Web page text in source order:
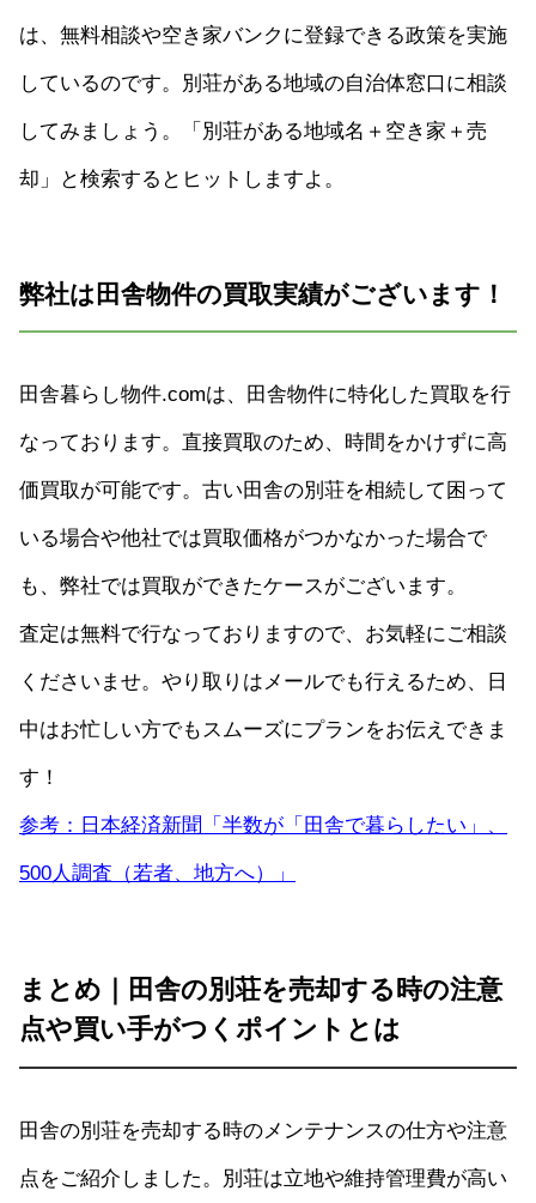
は、無料相談や空き家バンクに登録できる政策を実施
しているのです。別荘がある地域の自治体窓口に相談
してみましょう。「別荘がある地域名＋空き家＋売
却」と検索するとヒットしますよ。
弊社は田舎物件の買取実績がございます！
田舎暮らし物件.comは、田舎物件に特化した買取を行
なっております。直接買取のため、時間をかけずに高
価買取が可能です。古い田舎の別荘を相続して困って
いる場合や他社では買取価格がつかなかった場合で
も、弊社では買取ができたケースがございます。
査定は無料で行なっておりますので、お気軽にご相談
くださいませ。やり取りはメールでも行えるため、日
中はお忙しい方でもスムーズにプランをお伝えできま
す！
参考：日本経済新聞「半数が「田舎で暮らしたい」、
500人調査（若者、地方へ）」
まとめ｜田舎の別荘を売却する時の注意
点や買い手がつくポイントとは
田舎の別荘を売却する時のメンテナンスの仕方や注意
点をご紹介しました。別荘は立地や維持管理費が高い